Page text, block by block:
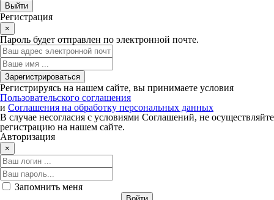
Регистрация
×
Пароль будет отправлен по электронной почте.
Регистрируясь на нашем сайте, вы принимаете условия
Пользовательского соглашения
и Соглашения на обработку персональных данных
В случае несогласия с условиями Соглашений, не осуществляйте
регистрацию на нашем сайте.
Авторизация
×
Запомнить меня